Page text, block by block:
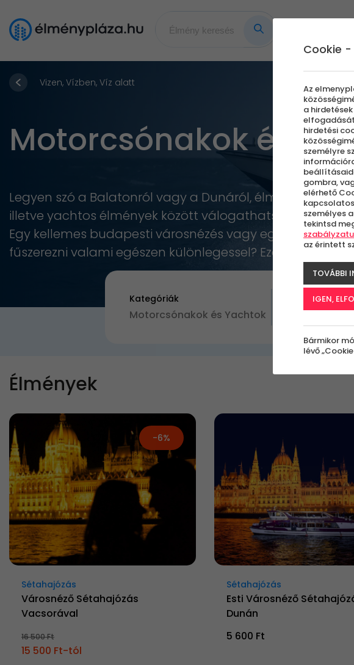
Vizen, Vízben, Víz alatt
Motorcsónakok és
Legyen szó a Balatonról vagy a Dunáról, élményink
illetve yachtos élmények között válogathatsz.
Egy kellemes budapesti városnézés vagy egy Balcsin
fűszerezni valami egészen különlegessel? Ezekkel az
Kategóriák
Motorcsónakok és Yachtok
Milyen
értékben?
Bármennyi
Élmények
-6%
Sétahajózás
Városnéző Sétahajózás
Vacsorával
16 500 Ft
15 500 Ft-tól
Sétahajózás
Esti Városnéző
Dunán
5 600 Ft
Cookie
Az
a
hirdetési
személyre
gombra,
elérhető
személyes
tekintsd
az érintett
TOVÁBBI
IGEN,
Bármikor
lévő